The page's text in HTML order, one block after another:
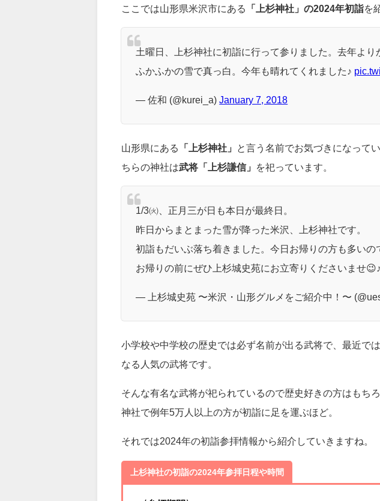
ここでは山形県米沢市にある 「上杉神社」の2024年初詣を
土曜日、上杉神社に初詣に行って参りました。去年よ
ふかふかの雪で真っ白。今年も晴れてくれました♪
— 佐和 (@kurei_a)January 7, 2018
山形県にある 「上杉神社」
と言う名前でお気づきになって
ちらの神社は武将「上杉謙信」 を祀っています。
1/3㈫、正月三が日も本日が最終日。
昨日からまとまった雪が降った米沢、上杉神社です。
初詣もだいぶ落ち着きました。今日お帰りの方も多いの
お帰りの前にぜひ上杉城史苑にお立寄りくださいませ😉♪
— 上杉城史苑 〜米沢・山形グルメをご紹介中！〜
小学校や中学校の歴史では必ず名前が出る武将で、最近で
なる人気の武将です。
そんな有名な武将が祀られているので歴史好きの方はもち
神社で例年5万人以上の方が初詣に足を運ぶほど。
それでは2024年の初詣参拝情報から紹介していきますね。
上杉神社の初詣の2024年参拝日程や時間